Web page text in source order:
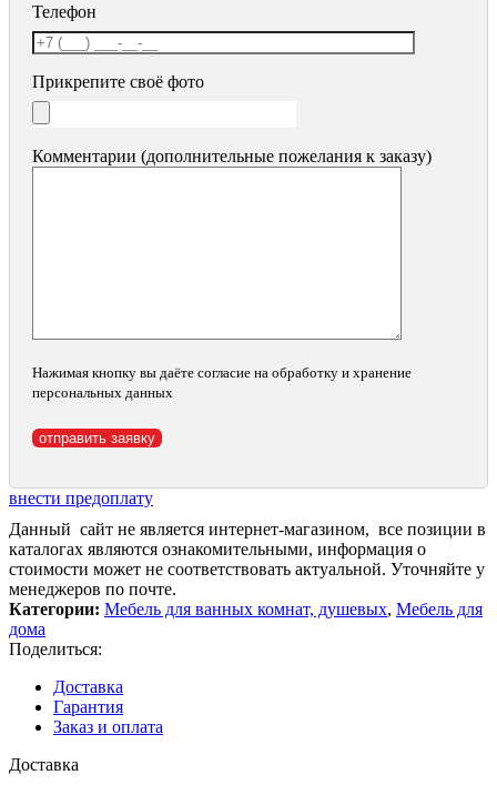
Телефон
Прикрепите своё фото
Комментарии (дополнительные пожелания к заказу)
Нажимая кнопку вы даёте согласие на обработку и хранение
персональных данных
внести предоплату
Данный сайт не является интернет-магазином, все позиции в
каталогах являются ознакомительными, информация о
стоимости может не соответствовать актуальной. Уточняйте у
менеджеров по почте.
Категории: Мебель для ванных комнат, душевых, Мебель для
дома
Поделиться:
Доставка
Гарантия
Заказ и оплата
Доставка